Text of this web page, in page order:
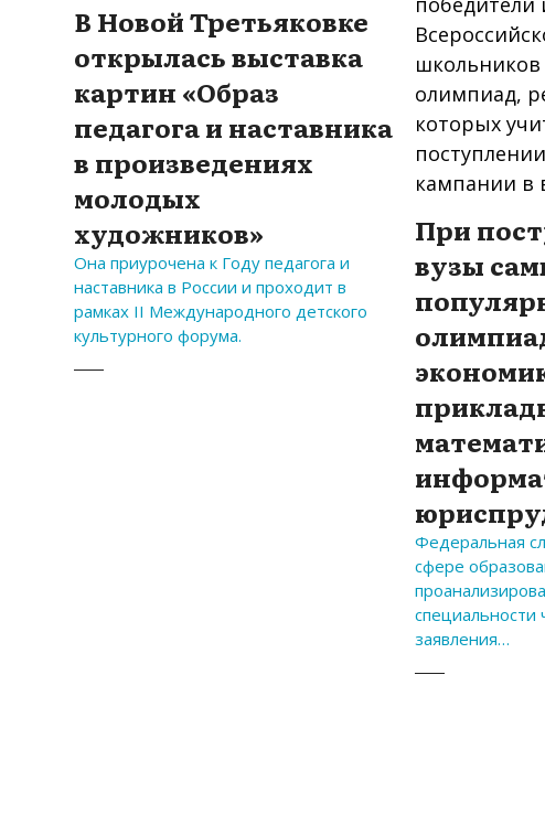
В Новой Третьяковке
открылась выставка
картин «Образ
педагога и наставника
в произведениях
молодых
художников»
Она приурочена к Году педагога и
наставника в России и проходит в
рамках II Международного детского
культурного форума.
При
вузы
Федеральная
сфере
специальности
заявления…